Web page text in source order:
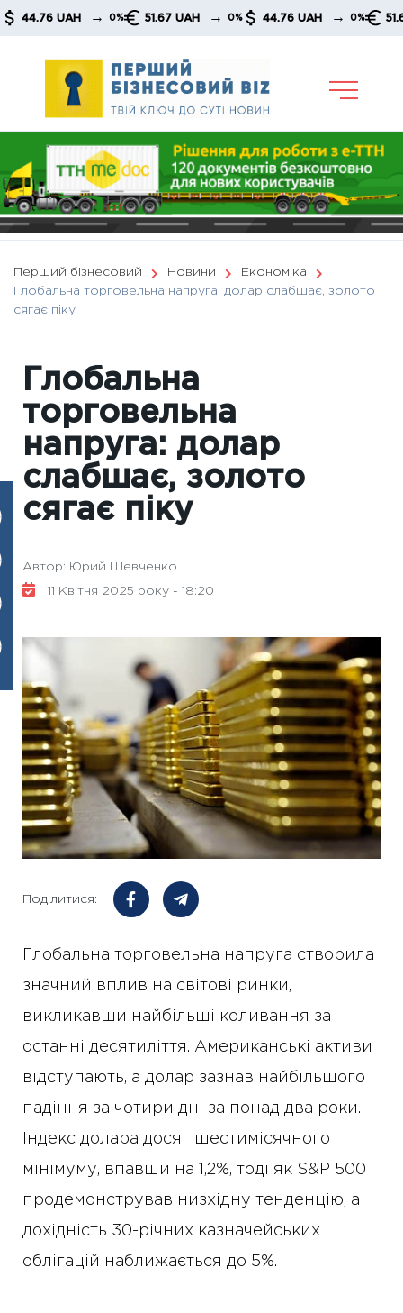
Skip
UAH → 0% 51.67 UAH → 0% 44.76 UAH → 0% 51.67
Перший бізнесовий Новини
Економіка
Глобальна торговельна напруга: долар слабшає, золото
сягає піку
Глобальна
торговельна
напруга: долар
слабшає, золото
сягає піку
Автор: Юрий Шевченко
11 Квітня 2025 року - 18:20
Поділитися:
Глобальна торговельна напруга створила
значний вплив на світові ринки,
викликавши найбільші коливання за
останні десятиліття. Американські активи
відступають, а долар зазнав найбільшого
падіння за чотири дні за понад два роки.
Індекс долара досяг шестимісячного
мінімуму, впавши на 1,2%, тоді як S&P 500
продемонстрував низхідну тенденцію, а
дохідність 30-річних казначейських
облігацій наближається до 5%.